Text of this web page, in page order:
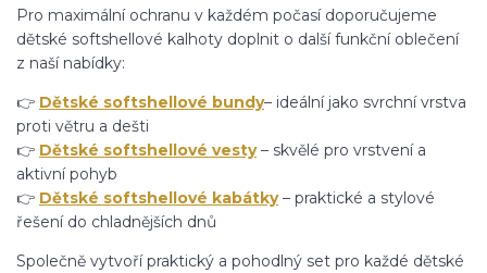
Pro maximální ochranu v každém počasí doporučujeme
dětské softshellové kalhoty doplnit o další funkční oblečení
z naší nabídky:
👉 Dětské softshellové bundy– ideální jako svrchní vrstva
proti větru a dešti
👉 Dětské softshellové vesty– skvělé pro vrstvení a
aktivní pohyb
👉 Dětské softshellové kabátky– praktické a stylové
řešení do chladnějších dnů
Společně vytvoří praktický a pohodlný set pro každé dětské